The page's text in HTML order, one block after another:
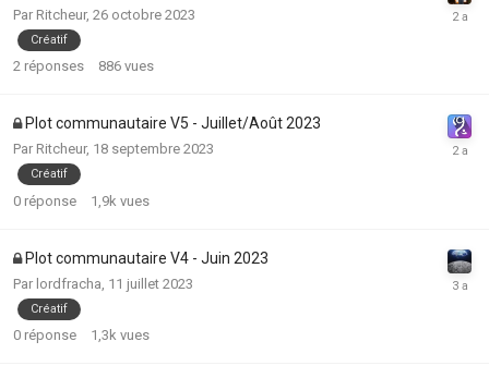
Par Ritcheur, 26 octobre 2023
Créatif
2 réponses 886 vues
Plot communautaire V5 - Juillet/Août 2023
Par Ritcheur, 18 septembre 2023
Créatif
0 réponse 1,9k vues
Plot communautaire V4 - Juin 2023
Par lordfracha 11 juillet 2023
Créatif
0 réponse 1,3k vues